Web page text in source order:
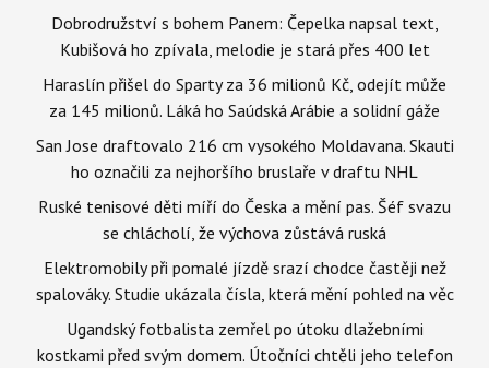
Dobrodružství s bohem Panem: Čepelka napsal text,
Kubišová ho zpívala, melodie je stará přes 400 let
Haraslín přišel do Sparty za 36 milionů Kč, odejít může
za 145 milionů. Láká ho Saúdská Arábie a solidní gáže
San Jose draftovalo 216 cm vysokého Moldavana. Skauti
ho označili za nejhoršího bruslaře v draftu NHL
Ruské tenisové děti míří do Česka a mění pas. Šéf svazu
se chlácholí, že výchova zůstává ruská
Elektromobily při pomalé jízdě srazí chodce častěji než
spalováky. Studie ukázala čísla, která mění pohled na věc
Ugandský fotbalista zemřel po útoku dlažebními
kostkami před svým domem. Útočníci chtěli jeho telefon